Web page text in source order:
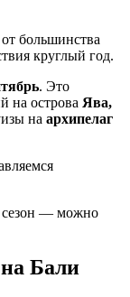
большинства
круглый год.
. Это
на острова Ява,
на архипелаг
— можно
Бали